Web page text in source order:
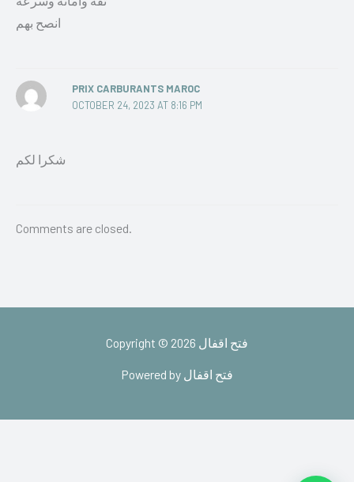
انصح بهم
PRIX CARBURANTS MAROC
OCTOBER 24, 2023 AT 8:16 PM
شكرا لكم
Comments are closed.
Copyright © 2026 فتح اقفال
Powered by فتح اقفال